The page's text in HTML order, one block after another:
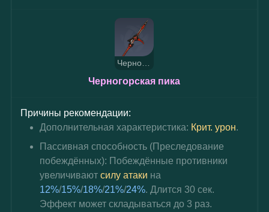
Черногорская пика
Черногорская пика
Причины рекомендации:
Дополнительная характеристика: Крит. урон.
Пассивная способность (Преследование
побеждённых): Побеждённые противники
увеличивают силу атаки на
12%/15%/18%/21%/24%. Длится 30 сек.
Эффект может складываться до 3 раз.